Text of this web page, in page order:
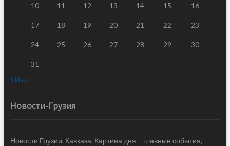
10 11 12 13 14 15 16
17 18 19 20 21 22 23
24 25 26 27 28 29 30
31
« Июл
Новости-Грузия
Новости Грузии, Кавказа. Картина дня – главные события,